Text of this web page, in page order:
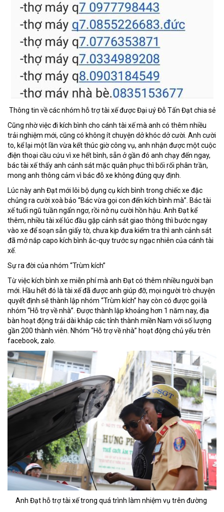
Thông tin về các nhóm hỗ trợ tài xế được Đại uý Đỗ Tấn Đạt chia sẻ
Cũng nhờ việc đi kích bình cho cánh tài xế mà anh có thêm nhiều
trải nghiệm mới, cũng có không ít chuyện dở khóc dở cười. Anh cười
to, kể lại một lần vừa kết thúc giờ công vụ, anh nhận được một cuộc
điện thoại cầu cứu vì xe hết bình, sẵn ở gần đó anh chạy đến ngay,
bác tài xế thấy anh cảnh sát mặc quân phục thì bối rối phân trần,
mong anh thông cảm vì bác đỗ xe không đúng quy định.
Lúc này anh Đạt mới lôi bộ dụng cụ kích bình trong chiếc xe đặc
chủng ra cười xoà bảo “Bác vừa gọi con đến kích bình mà”. Bác tài
xế tuổi ngũ tuần ngẩn ngơ, rồi nở nụ cười hồn hậu. Anh Đạt kể
thêm, nhiều tài xế lúc đầu gặp cảnh sát giao thông thì bước ngay
vào xe để soạn sẵn giấy tờ, chưa kịp đưa kiểm tra thì anh cảnh sát
đã mở nắp capo kích bình ắc-quy trước sự ngạc nhiên của cánh tài
xế.
Sự ra đời của nhóm “Trùm kích”
Từ việc kích bình xe miễn phí mà anh Đạt có thêm nhiều người bạn
mới. Hầu hết đó là tài xế đã được anh giúp đỡ, mọi người trò chuyện
quyết định sẽ thành lập nhóm “Trùm kích” hay còn có được gọi là
nhóm “Hỗ trợ về nhà”. Được thành lập khoảng hơn 1 năm nay, địa
bàn hoạt động trải dài khắp các tỉnh thành miền Nam với số lượng
gần 200 thành viên. Nhóm “Hỗ trợ về nhà” hoạt động chủ yếu trên
facebook, zalo.
Anh Đạt hỗ trợ tài xế trong quá trình làm nhiệm vụ trên đường